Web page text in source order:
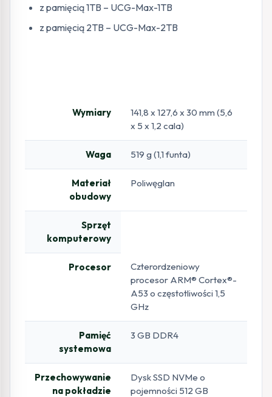
z pamięcią 1TB – UCG-Max-1TB
z pamięcią 2TB – UCG-Max-2TB
Wymiary
141,8 x 127,6 x 30 mm (5,6
x 5 x 1,2 cala)
Waga 519 g (1,1 funta)
Materiał
obudowy
Poliwęglan
Sprzęt
komputerowy
Procesor
Czterordzeniowy
procesor ARM® Cortex®-
A53 o częstotliwości 1,5
GHz
Pamięć
systemowa
3 GB DDR4
Przechowywanie
na pokładzie
Dysk SSD NVMe o
pojemności 512 GB